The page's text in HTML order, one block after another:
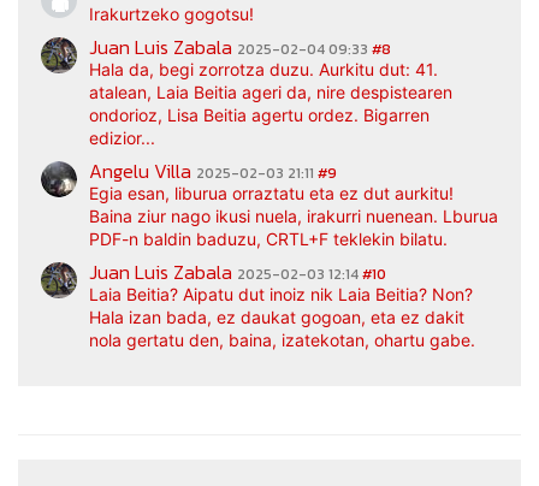
Irakurtzeko gogotsu!
Juan Luis Zabala 2025-02-04 09:33 #8
Hala da, begi zorrotza duzu. Aurkitu dut: 41.
atalean, Laia Beitia ageri da, nire despistearen
ondorioz, Lisa Beitia agertu ordez. Bigarren
edizior...
Angelu Villa 2025-02-03 21:11 #9
Egia esan, liburua orraztatu eta ez dut aurkitu!
Baina ziur nago ikusi nuela, irakurri nuenean. Lburua
PDF-n baldin baduzu, CRTL+F teklekin bilatu.
Juan Luis Zabala 2025-02-03 12:14#10
Laia Beitia? Aipatu dut inoiz nik Laia Beitia? Non?
Hala izan bada, ez daukat gogoan, eta ez dakit
nola gertatu den, baina, izatekotan, ohartu gabe.